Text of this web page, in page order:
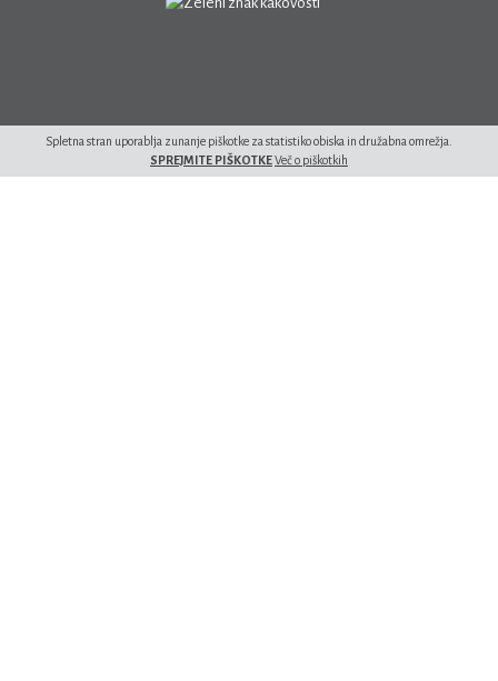
Spletna stran uporablja zunanje piškotke za statistiko obiska in družabna omrežja.
SPREJMITE PIŠKOTKEVeč o piškotkih